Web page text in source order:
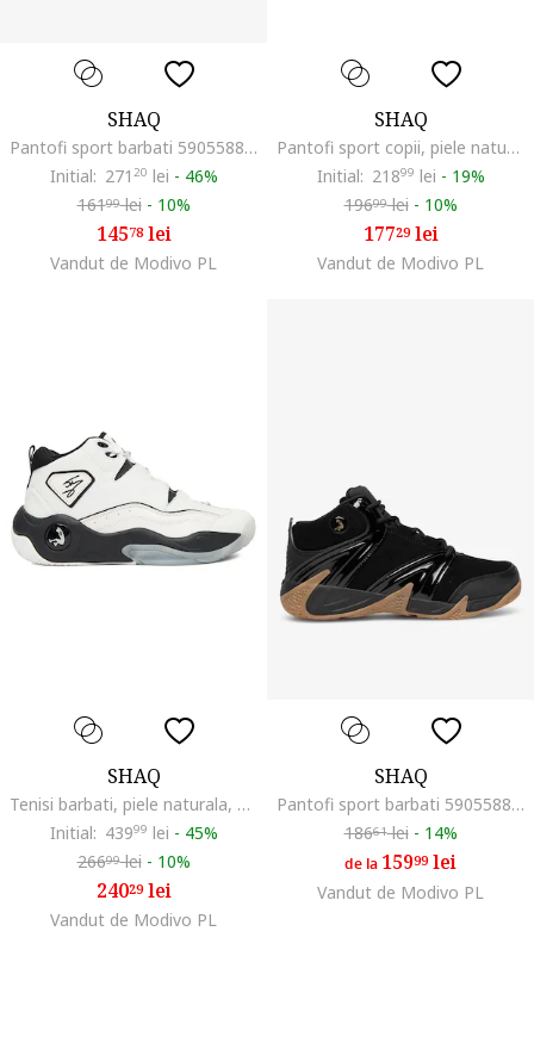
SHAQ
Pantofi sport barbati 5905588802242, Piele naturala, Negru, Negru
Initial: 271 20 lei - 46%
16199lei - 10%
14578lei
Vandut de Modivo PL
SHAQ
Pantofi sport copii, piele naturala, alb/negru
Initial: 21899 lei - 19%
19699lei - 10%
17729lei
Vandut de Modivo PL
SHAQ
Tenisi barbati, piele naturala, alb
Initial: 43999 lei - 45%
26699lei - 10%
24029lei
Vandut de Modivo PL
SHAQ
Pantofi sport barbati 5905588610106, Piele naturala, Maro, Maro
18661lei - 14%
de la 15999lei
Vandut de Modivo PL